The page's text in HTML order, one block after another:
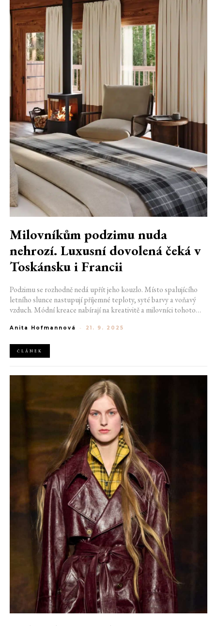
Milovníkům podzimu nuda
nehrozí. Luxusní dovolená čeká v
Toskánsku i Francii
Podzimu se rozhodně nedá upřít jeho kouzlo. Místo spalujícího
letního slunce nastupují příjemné teploty, syté barvy a voňavý
vzduch. Módní kreace nabírají na kreativitě a milovníci tohoto
zpomalení a zážitcích. Luxusní dovolená v podzimních krajinách je
Anita Hofmannová - 21. 9. 2025
ČLÁNEK